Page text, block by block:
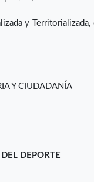
y
Y CIUDADANÍA
DEPORTE